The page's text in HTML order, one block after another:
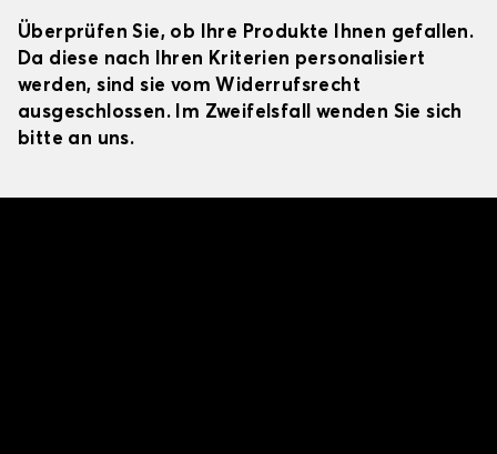
Überprüfen Sie, ob Ihre Produkte Ihnen gefallen.
Da diese nach Ihren Kriterien personalisiert
werden, sind sie vom Widerrufsrecht
ausgeschlossen. Im Zweifelsfall wenden Sie sich
bitte an uns.